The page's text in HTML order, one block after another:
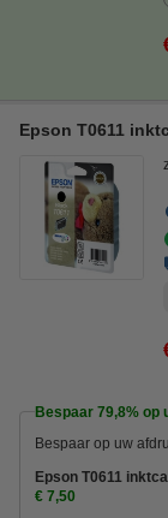
Epson T0611
Bespaar 79,8% op
Bespaar op uw
Epson T0611
€ 7,50